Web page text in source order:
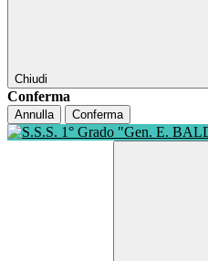
Chiudi
Conferma
Annulla Conferma